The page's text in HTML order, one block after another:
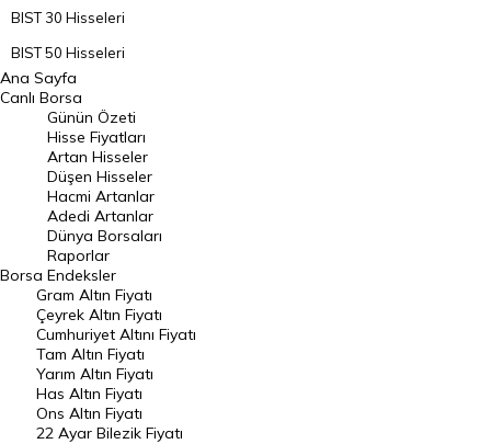
BIST 30 Hisseleri
BIST 50 Hisseleri
BIST 100 Hisseleri
En Çok Artan Hisseler
En Çok Düşen Hisseler
Hacmi Artanlar
Geçmiş Kapanışlar
Dünya Borsaları
Raporlar
Endeksler
DÖVİZ
Döviz Kuru
Ana Sayfa
Canlı Borsa
Borsa
Günün Özeti
Hisse Fiyatları
Artan Hisseler
Düşen Hisseler
Hacmi Artanlar
Adedi Artanlar
Dünya Borsaları
Raporlar
Endeksler
Gram Altın Fiyatı
Çeyrek Altın Fiyatı
Cumhuriyet Altını Fiyatı
Tam Altın Fiyatı
Yarım Altın Fiyatı
Has Altın Fiyatı
Ons Altın Fiyatı
22 Ayar Bilezik Fiyatı